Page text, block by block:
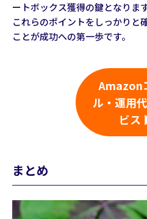
ートボックス獲得の鍵となります
これらのポイントをしっかりと
ことが成功への第一歩です。
Amazon
ル・運用
ビス
まとめ